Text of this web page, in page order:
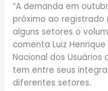
“A demanda em
próximo ao registrado
alguns setores o
comenta Luiz
Nacional dos
tem entre seus
diferentes setores.